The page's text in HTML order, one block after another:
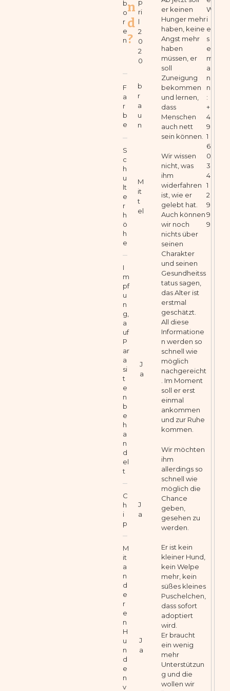
er keinen
Hunger mehr
haben, keine
Angst mehr
haben
müssen, er
soll
Zuneigung
bekommen
und lernen,
dass
Menschen
auch nett
sein können.
Wir wissen
nicht, was
ihm
widerfahren
ist, wie er
gelebt hat.
Auch können
wir noch
nichts über
seinen
Charakter
und seinen
Gesundheitss
tatus sagen,
das Alter ist
erstmal
geschätzt.
All diese
Informatione
n werden so
schnell wie
möglich
nachgereicht
. Im Moment
soll er erst
einmal
ankommen
und zur Ruhe
kommen.
Wir möchten
ihm
allerdings so
schnell wie
möglich die
Chance
geben,
gesehen zu
werden.
Er ist kein
kleiner Hund,
kein Welpe
mehr, kein
süßes kleines
Puschelchen,
dass sofort
adoptiert
wird.
Er braucht
ein wenig
mehr
Unterstützun
g und die
wollen wir
W
i
e
s
e
m
a
n
n
:
+
4
9
1
6
0
3
4
1
2
9
9
9
b
o
r
e
n
p
ri
l
2
0
2
0
F
a
r
b
e
b
r
a
u
n
S
c
h
u
lt
e
r
h
ö
h
e
M
it
t
el
I
m
pf
u
n
g,
a
uf
P
ar
a
si
t
e
n
b
e
h
a
n
d
el
t
J
a
C
h
i
p
J
a
M
it
a
n
d
e
r
e
n
H
u
n
d
e
n
v
J
a
n
d
?